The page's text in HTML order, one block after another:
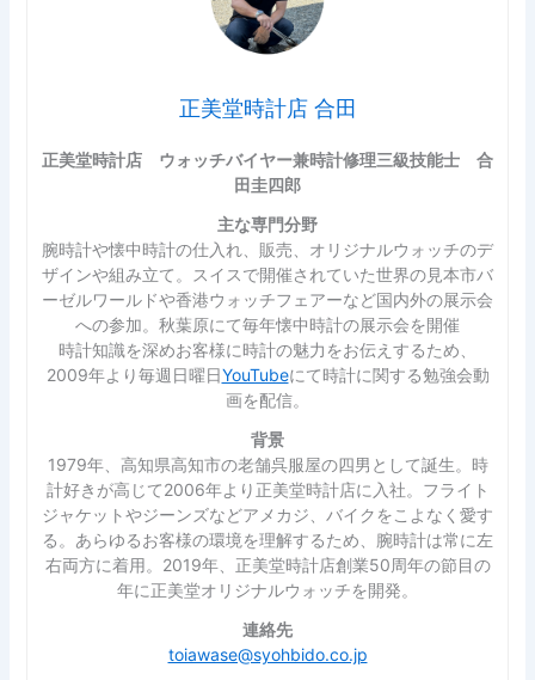
正美堂時計店 合田
正美堂時計店 ウォッチバイヤー兼時計修理三級技能士 合
田圭四郎
主な専門分野
腕時計や懐中時計の仕入れ、販売、オリジナルウォッチのデ
ザインや組み立て。スイスで開催されていた世界の見本市バ
ーゼルワールドや香港ウォッチフェアーなど国内外の展示会
への参加。秋葉原にて毎年懐中時計の展示会を開催
時計知識を深めお客様に時計の魅力をお伝えするため、
2009年より毎週日曜日YouTubeにて時計に関する勉強会動
画を配信。
背景
1979年、高知県高知市の老舗呉服屋の四男として誕生。時
計好きが高じて2006年より正美堂時計店に入社。フライト
ジャケットやジーンズなどアメカジ、バイクをこよなく愛す
る。あらゆるお客様の環境を理解するため、腕時計は常に左
右両方に着用。2019年、正美堂時計店創業50周年の節目の
年に正美堂オリジナルウォッチを開発。
連絡先
toiawase@syohbido.co.jp